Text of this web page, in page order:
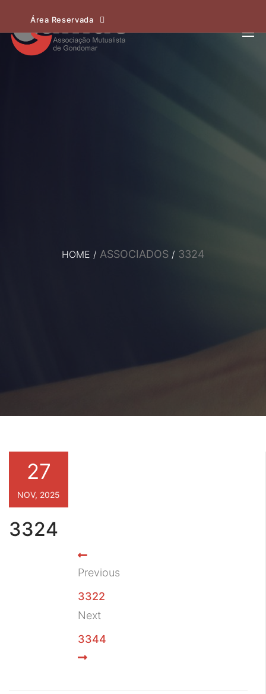
Área Reservada
HOME / ASSOCIADOS / 3324
3324
27
NOV, 2025
Previous
3322
Next
3344